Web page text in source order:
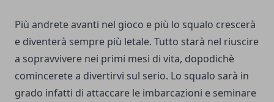
Più andrete avanti nel gioco e più lo squalo crescerà
e diventerà sempre più letale. Tutto starà nel riuscire
a sopravvivere nei primi mesi di vita, dopodichè
comincerete a divertirvi sul serio. Lo squalo sarà in
grado infatti di attaccare le imbarcazioni e seminare